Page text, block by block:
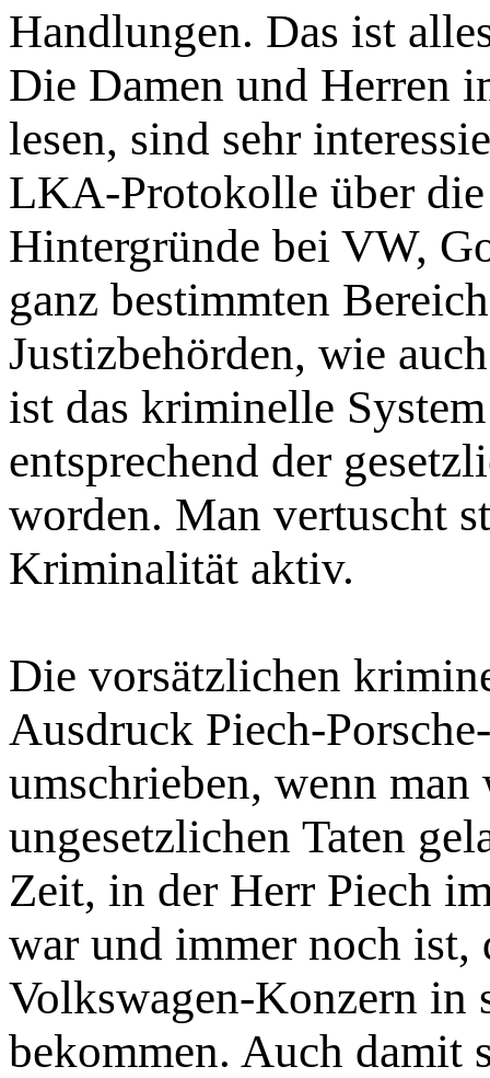
Handlungen. Das ist
Die Damen und Herren
lesen, sind sehr
LKA-Protokolle über
Hintergründe bei VW,
ganz bestimmten
Justizbehörden, wie
ist das kriminelle
entsprechend der
worden. Man vertuscht
Kriminalität aktiv.
Die vorsätzlichen
Ausdruck Piech-
umschrieben, wenn
ungesetzlichen Taten
Zeit, in der Herr Piech
war und immer noch ist,
Volkswagen-Konzern in
bekommen. Auch damit